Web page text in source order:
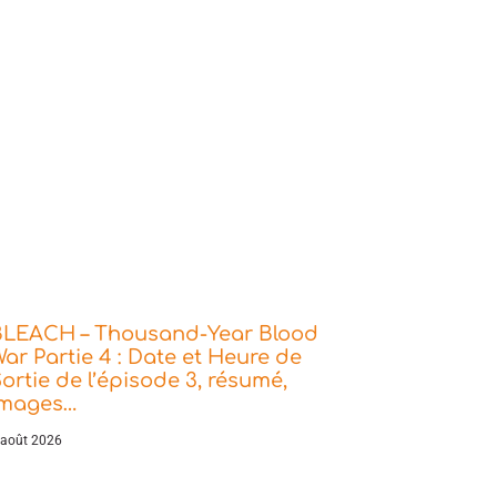
– Thousand-Year Blood
Partie 4 : Date et Heure de
de l’épisode 3, résumé,
2026